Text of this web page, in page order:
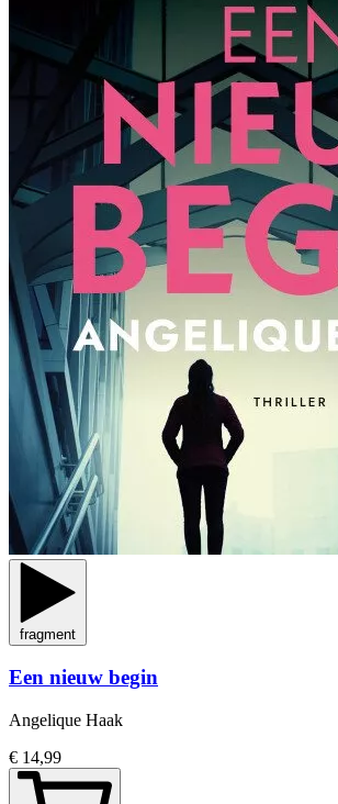
fragment
Een nieuw begin
Angelique Haak
€ 14,99